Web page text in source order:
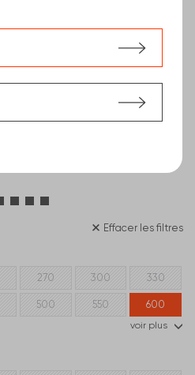
Effacer les filtres
270 300 330
500 550
600
voir plus